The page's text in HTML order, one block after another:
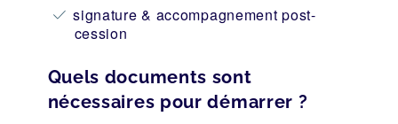
signature & accompagnement post-
cession
Quels documents sont
nécessaires pour démarrer ?